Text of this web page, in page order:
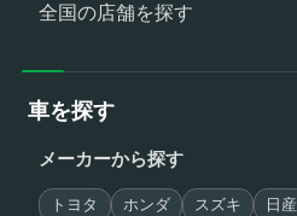
全国の店舗を探す
車を探す
メーカーから探す
トヨタ ホンダ スズキ 日産